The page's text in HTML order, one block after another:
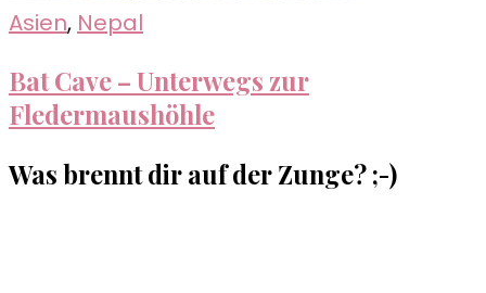
Asien, Nepal
Bat Cave – Unterwegs zur
Fledermaushöhle
Was brennt dir auf der Zunge? ;-)